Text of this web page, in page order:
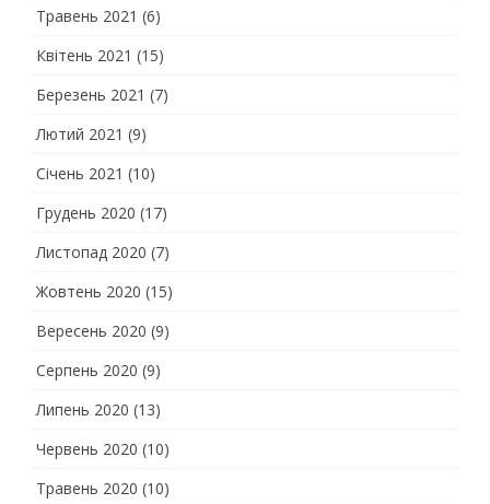
Травень 2021 (6)
Квітень 2021 (15)
Березень 2021 (7)
Лютий 2021 (9)
Січень 2021 (10)
Грудень 2020 (17)
Листопад 2020 (7)
Жовтень 2020 (15)
Вересень 2020 (9)
Серпень 2020 (9)
Липень 2020 (13)
Червень 2020 (10)
Травень 2020 (10)